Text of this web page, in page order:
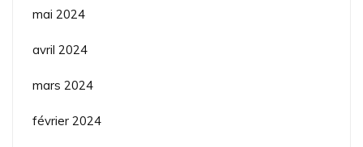
mai 2024
avril 2024
mars 2024
février 2024